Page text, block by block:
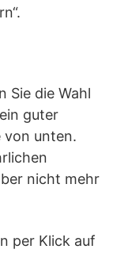
Sie die Wahl
guter
von unten.
nicht mehr
per Klick auf